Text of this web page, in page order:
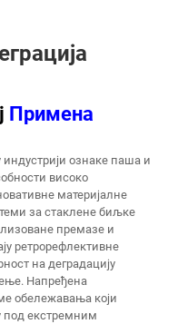
Примена
ознаке паша и
високо
материјалне
за стаклене биљке
премазе и
ретрорефлективне
на деградацију
Напређена
обележавања који
под екстремним